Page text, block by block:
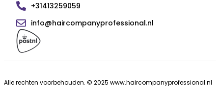
+31413259059
info@haircompanyprofessional.nl
Alle rechten voorbehouden. © 2025 www.haircompanyprofessional.nl